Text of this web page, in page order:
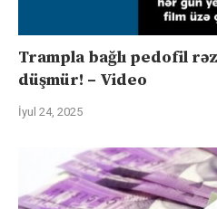
Trampla bağlı pedofil
düşmür! – Video
İyul 24, 2025